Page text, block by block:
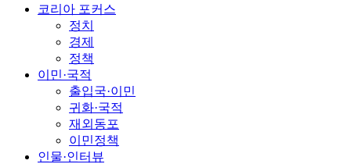
코리아 포커스
정치
경제
정책
이민·국적
출입국·이민
귀화·국적
재외동포
이민정책
인물·인터뷰